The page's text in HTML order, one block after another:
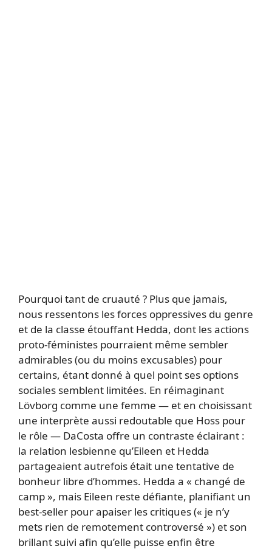
Pourquoi tant de cruauté ? Plus que jamais,
nous ressentons les forces oppressives du genre
et de la classe étouffant Hedda, dont les actions
proto-féministes pourraient même sembler
admirables (ou du moins excusables) pour
certains, étant donné à quel point ses options
sociales semblent limitées. En réimaginant
Lövborg comme une femme — et en choisissant
une interprète aussi redoutable que Hoss pour
le rôle — DaCosta offre un contraste éclairant :
la relation lesbienne qu’Eileen et Hedda
partageaient autrefois était une tentative de
bonheur libre d’hommes. Hedda a « changé de
camp », mais Eileen reste défiante, planifiant un
best-seller pour apaiser les critiques (« je n’y
mets rien de remotement controversé ») et son
brillant suivi afin qu’elle puisse enfin être